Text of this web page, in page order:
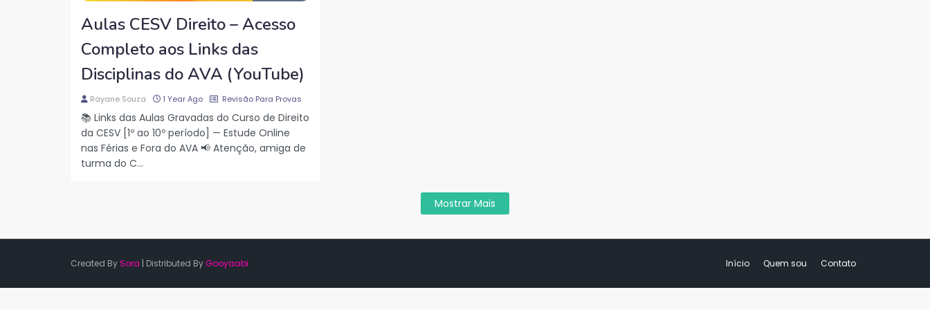
Aulas CESV Direito – Acesso
Completo aos Links das
Disciplinas do AVA (YouTube)
Rayane Souza 1 Year Ago Revisão Para Provas
📚 Links das Aulas Gravadas do Curso de Direito
da CESV [1º ao 10º período] — Estude Online
nas Férias e Fora do AVA 📢 Atenção, amiga de
turma do C…
Mostrar Mais
Created By Sora | Distributed ByGooyaabi Início Quem sou Contato